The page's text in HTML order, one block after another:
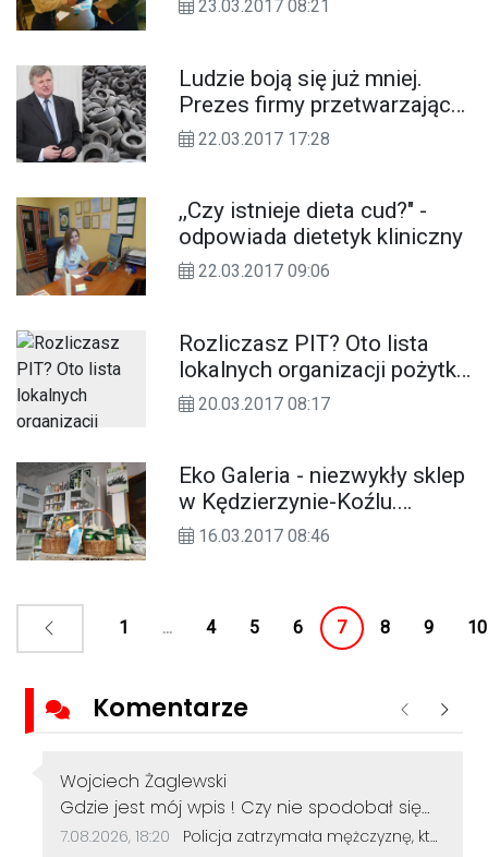
23.03.2017 08:21
Ludzie boją się już mniej.
Prezes firmy przetwarzającej
zużyte opony twarzą w twarz
22.03.2017 17:28
,,Czy istnieje dieta cud?" -
odpowiada dietetyk kliniczny
22.03.2017 09:06
Rozliczasz PIT? Oto lista
lokalnych organizacji pożytku
publicznego, którym możesz
20.03.2017 08:17
Eko Galeria - niezwykły sklep
w Kędzierzynie-Koźlu.
Naturalne produkty
16.03.2017 08:46
1 ... 4 5 6 7 8 9 10
Komentarze Poprzednie
Autor komentarza:
Wojciech Żaglewski
Treść komentarza:
Gdzie jest mój wpis ! Czy nie spodobał się
komus z policji czy notabli z Polskiej Opus Dei
Data dodania komentarza:
7.08.2026, 18:20 Źródło komentarza:
Policja zatrzymała mężczyznę, który dewastował koziołki siekierą! Odcięte elementy zakopał w ogródku